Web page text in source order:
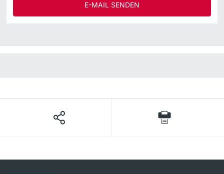
E-MAIL SENDEN